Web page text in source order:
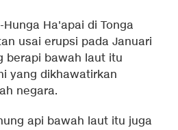
Ha'apai di Tonga
usai erupsi pada Januari
berapi bawah laut itu
yang dikhawatirkan
negara.
api bawah laut itu juga